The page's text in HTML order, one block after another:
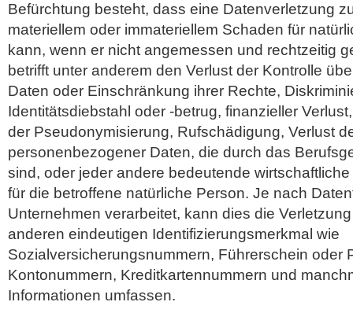
Befürchtung besteht, dass eine Datenverletzung
materiellem oder immateriellem Schaden für
kann, wenn er nicht angemessen und rechtzeitig
betrifft unter anderem den Verlust der Kontrolle
Daten oder Einschränkung ihrer Rechte,
Identitätsdiebstahl oder -betrug, finanzieller
der Pseudonymisierung, Rufschädigung, Verlust
personenbezogener Daten, die durch das
sind, oder jeder andere bedeutende
für die betroffene natürliche Person. Je nach
Unternehmen verarbeitet, kann dies die
anderen eindeutigen Identifizierungsmerkmal wie
Sozialversicherungsnummern, Führerschein oder
Kontonummern, Kreditkartennummern und
Informationen umfassen.